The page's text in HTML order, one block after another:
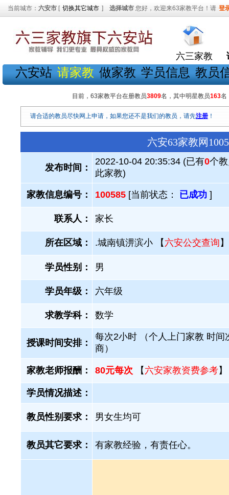
当前城市： 六安市 [ 切换其它城市 ] 选择城市 您好，欢迎来63家教平台！请 登
六三家教
六安站 请家教 做家教 学员信息 教员
目前，63家教平台在册教员3809名，其中明星教员163名
请合适的教员尽快网上申请，如果您还不是我们的教员，请先注册 ！
六安63家教网
发布时间：
2022-10-04 20:35:34 (已有0个
此家教)
家教信息编号： 100585 [当前状态： 已成功 ]
联系人： 家长
所在区域： .城南镇淠滨小 【 六安公交查询 】
学员性别： 男
学员年级： 六年级
求教学科： 数学
授课时间安排：
每次2小时 （个人上门家教 时间
商）
家教老师报酬： 80元每次 【 六安家教资费参考】
学员情况描述：
教员性别要求： 男女生均可
教员其它要求： 有家教经验，有责任心。